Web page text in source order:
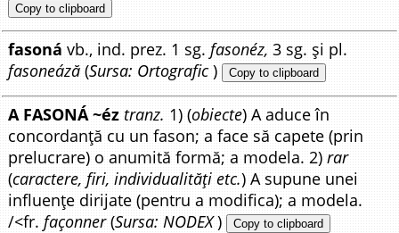
Copy to clipboard
fasoná vb., ind. prez. 1 sg.fasonéz,3 sg. și pl.
fasoneáză (Sursa: Ortografic) Copy to clipboard
A FASONÁ ~éz tranz. 1) (obiecte) A aduce în
concordanță cu un fason; a face să capete (prin
prelucrare) o anumită formă; a modela. 2) rar
(caractere, firi, individualități etc.) A supune unei
influențe dirijate (pentru a modifica); a modela.
/<fr. façonner(Sursa: NODEX) Copy to clipboard